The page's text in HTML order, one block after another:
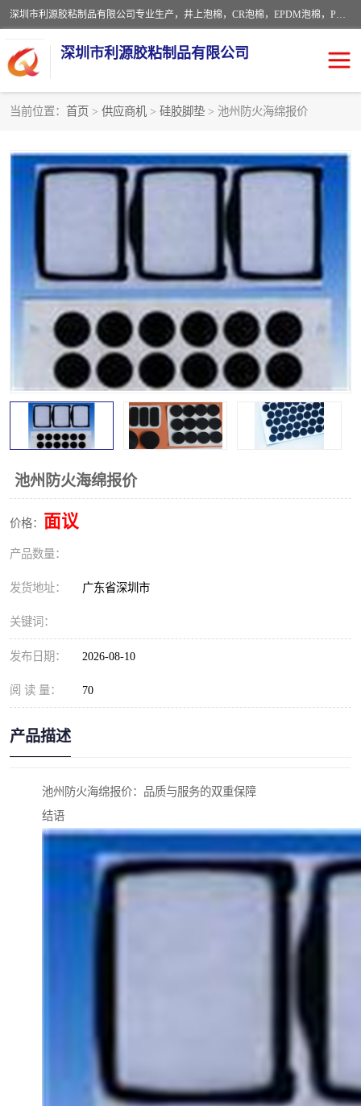
深圳市利源胶粘制品有限公司专业生产，井上泡棉，CR泡棉，EPDM泡棉，PORON泡棉厚度剖切，公差正负0.1mm，硅胶条，脚垫，异形一次成型，雕刻EVA海绵；包装材料:精密仪器、医疗器具、运输时缓冲、防震材料。建筑:住房装潢材料、房屋门窗密封；轻便、强韧性：轻便并且具有较强的韧性，良好的耐油性与耐溶剂性。隔热性：导热性低具有优越的保温性，具有的回弹性。
深圳市利源胶粘制品有限公司
当前位置： 首页 > 供应商机 > 硅胶脚垫 > 池州防火海绵报价
池州防火海绵报价
价格： 面议
产品数量：
发货地址： 广东省深圳市
关键词：
发布日期： 2026-08-10
阅 读 量： 70
产品描述
池州防火海绵报价：品质与服务的双重保障
结语
PORON泡棉 防火海绵
佛橡胶泡棉